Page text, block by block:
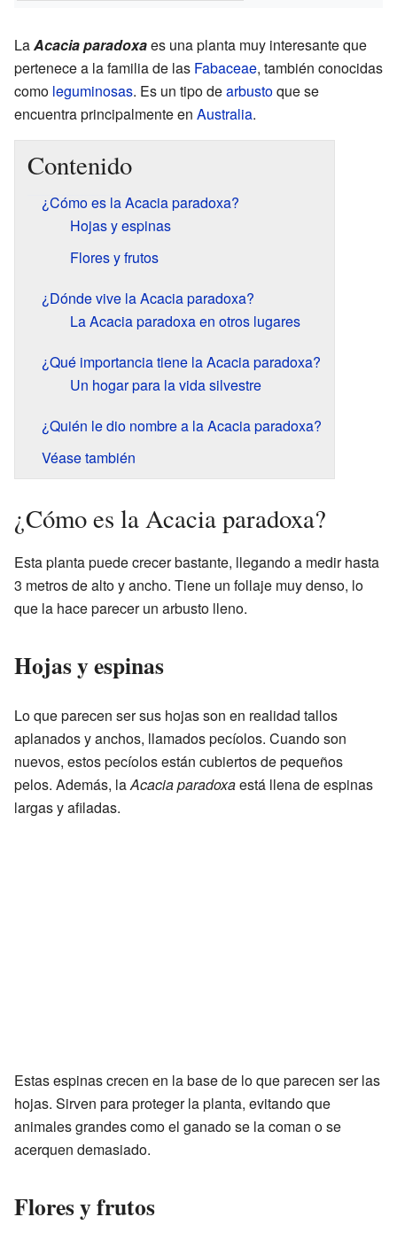
LaAcacia paradoxaes una planta muy interesante que
pertenece a la familia de las Fabaceae, también conocidas
como leguminosas. Es un tipo dearbustoque se
encuentra principalmente en Australia.
Contenido
¿Cómo es la Acacia paradoxa?
Hojas y espinas
Flores y frutos
¿Dónde vive la Acacia paradoxa?
La Acacia paradoxa en otros lugares
¿Qué importancia tiene la Acacia paradoxa?
Un hogar para la vida silvestre
¿Quién le dio nombre a la Acacia paradoxa?
Véase también
¿Cómo es la Acacia paradoxa?
Esta planta puede crecer bastante, llegando a medir hasta
3 metros de alto y ancho. Tiene un follaje muy denso, lo
que la hace parecer un arbusto lleno.
Hojas y espinas
Lo que parecen ser sus hojas son en realidad tallos
aplanados y anchos, llamados pecíolos. Cuando son
nuevos, estos pecíolos están cubiertos de pequeños
pelos. Además, laAcacia paradoxaestá llena de espinas
largas y afiladas.
Estas espinas crecen en la base de lo que parecen ser las
hojas. Sirven para proteger la planta, evitando que
animales grandes como el ganado se la coman o se
acerquen demasiado.
Flores y frutos